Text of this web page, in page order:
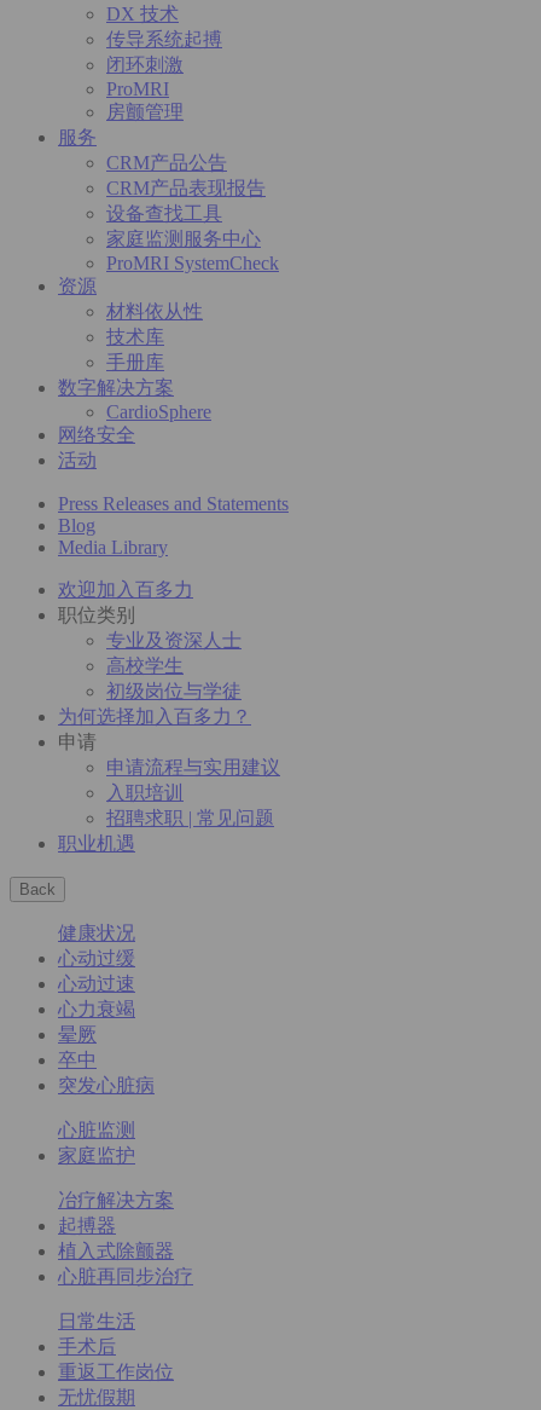
DX 技术
传导系统起搏
闭环刺激
ProMRI
房颤管理
服务
CRM产品公告
CRM产品表现报告
设备查找工具
家庭监测服务中心
ProMRI SystemCheck
资源
材料依从性
技术库
手册库
数字解决方案
CardioSphere
网络安全
活动
Press Releases and Statements
Blog
Media Library
欢迎加入百多力
职位类别
专业及资深人士
高校学生
初级岗位与学徒
为何选择加入百多力？
申请
申请流程与实用建议
入职培训
招聘求职 | 常见问题
职业机遇
Back
健康状况
心动过缓
心动过速
心力衰竭
晕厥
卒中
突发心脏病
心脏监测
家庭监护
冶疗解决方案
起搏器
植入式除颤器
心脏再同步治疗
日常生活
手术后
重返工作岗位
无忧假期